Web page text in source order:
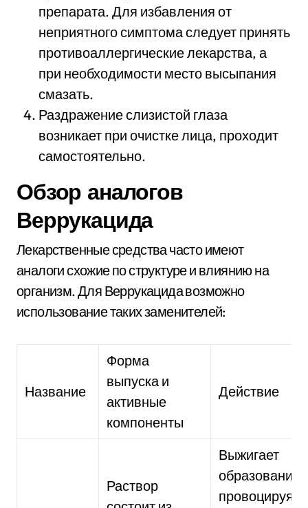
препарата. Для избавления от
неприятного симптома следует принять
противоаллергические лекарства, а
при необходимости место высыпания
смазать.
Раздражение слизистой глаза
возникает при очистке лица, проходит
самостоятельно.
Обзор аналогов
Веррукацида
Лекарственные средства часто имеют
аналоги схожие по структуре и влиянию на
организм. Для Веррукацида возможно
использование таких заменителей:
Название
Форма
выпуска и
активные
компоненты
Действие
Раствор
Выжигает
образование,
провоцируя